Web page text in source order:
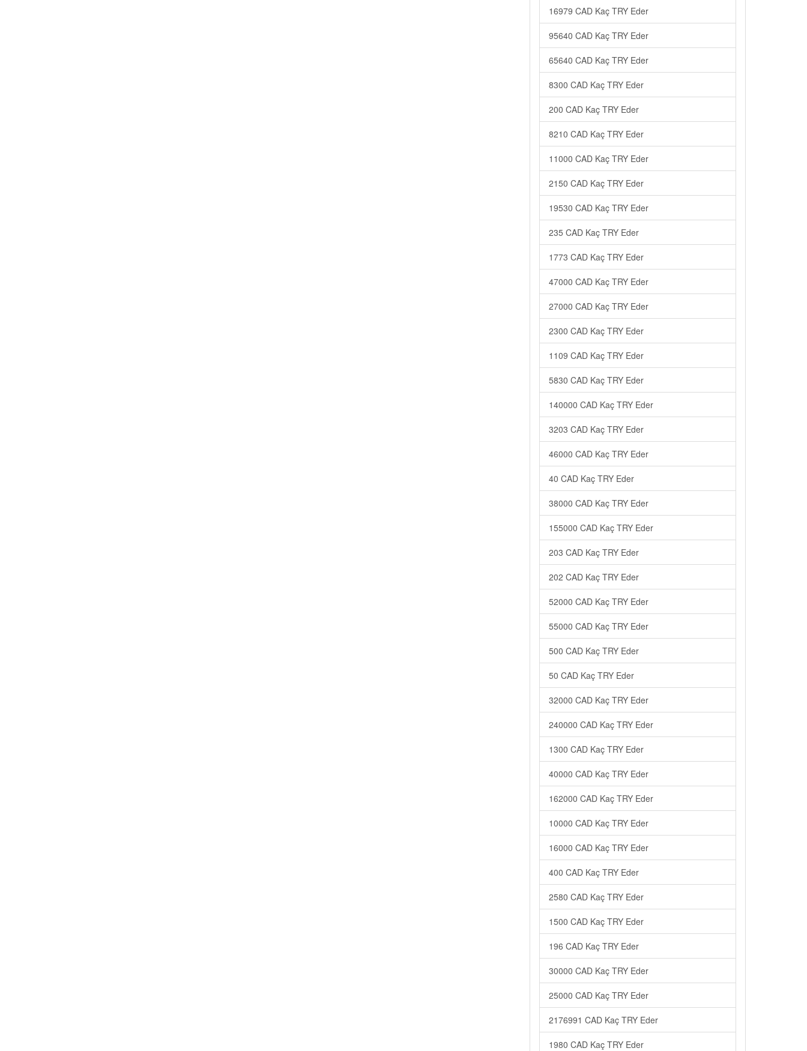
16979 CAD Kaç TRY Eder
95640 CAD Kaç TRY Eder
65640 CAD Kaç TRY Eder
8300 CAD Kaç TRY Eder
200 CAD Kaç TRY Eder
8210 CAD Kaç TRY Eder
11000 CAD Kaç TRY Eder
2150 CAD Kaç TRY Eder
19530 CAD Kaç TRY Eder
235 CAD Kaç TRY Eder
1773 CAD Kaç TRY Eder
47000 CAD Kaç TRY Eder
27000 CAD Kaç TRY Eder
2300 CAD Kaç TRY Eder
1109 CAD Kaç TRY Eder
5830 CAD Kaç TRY Eder
140000 CAD Kaç TRY Eder
3203 CAD Kaç TRY Eder
46000 CAD Kaç TRY Eder
40 CAD Kaç TRY Eder
38000 CAD Kaç TRY Eder
155000 CAD Kaç TRY Eder
203 CAD Kaç TRY Eder
202 CAD Kaç TRY Eder
52000 CAD Kaç TRY Eder
55000 CAD Kaç TRY Eder
500 CAD Kaç TRY Eder
50 CAD Kaç TRY Eder
32000 CAD Kaç TRY Eder
240000 CAD Kaç TRY Eder
1300 CAD Kaç TRY Eder
40000 CAD Kaç TRY Eder
162000 CAD Kaç TRY Eder
10000 CAD Kaç TRY Eder
16000 CAD Kaç TRY Eder
400 CAD Kaç TRY Eder
2580 CAD Kaç TRY Eder
1500 CAD Kaç TRY Eder
196 CAD Kaç TRY Eder
30000 CAD Kaç TRY Eder
25000 CAD Kaç TRY Eder
2176991 CAD Kaç TRY Eder
1980 CAD Kaç TRY Eder